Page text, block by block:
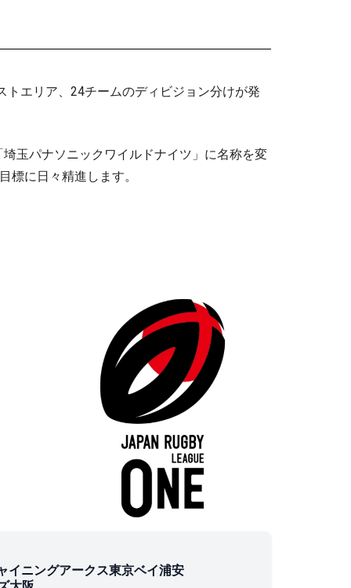
エリア、24チームのディビジョン分けが発
埼玉パナソニックワイルドナイツ」に名称を変
標に日々精進します。
イニングアークス東京ベイ浦安